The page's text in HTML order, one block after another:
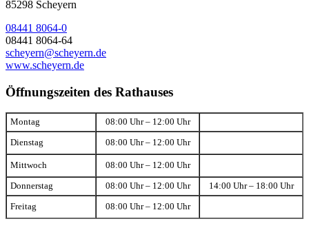
85298 Scheyern
08441 8064-0
08441 8064-64
scheyern@scheyern.de
www.scheyern.de
Öffnungszeiten des Rathauses
Montag 08:00 Uhr – 12:00 Uhr
Dienstag 08:00 Uhr – 12:00 Uhr
Mittwoch 08:00 Uhr – 12:00 Uhr
Donnerstag 08:00 Uhr – 12:00 Uhr 14:00 Uhr – 18:00 Uhr
Freitag 08:00 Uhr – 12:00 Uhr